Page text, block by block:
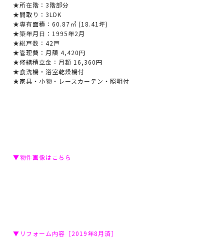
★所在階：3階部分
★間取り：3LDK
★専有面積：60.87㎡ (18.41坪)
★築年月日：1995年2月
★総戸数：42戸
★管理費：月額 4,420円
★修繕積立金：月額 16,360円
★食洗機・浴室乾燥機付
★家具・小物・レースカーテン・照明付
▼物件画像はこちら
▼リフォーム内容［2019年8月済］